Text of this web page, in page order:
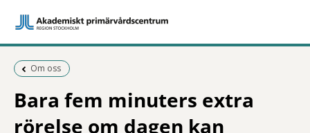
Föregående sida:
Om oss
Bara fem minuters extra
rörelse om dagen kan